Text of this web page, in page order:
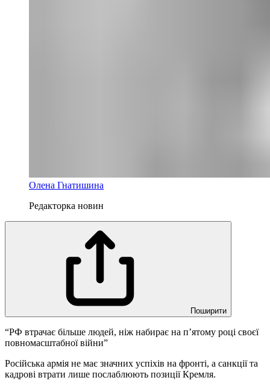
Олена Гнатишина
Редакторка новин
Поширити
“РФ втрачає більше людей, ніж набирає на п’ятому році своєї
повномасштабної війни”
Російська армія не має значних успіхів на фронті, а санкції та
кадрові втрати лише послаблюють позиції Кремля.